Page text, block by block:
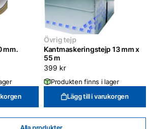
mm.
Övrig tejp
Kantmaskeringstejp 13 mm x
55 m
399 kr
Produkten finns i lager
Lägg till i varukorgen